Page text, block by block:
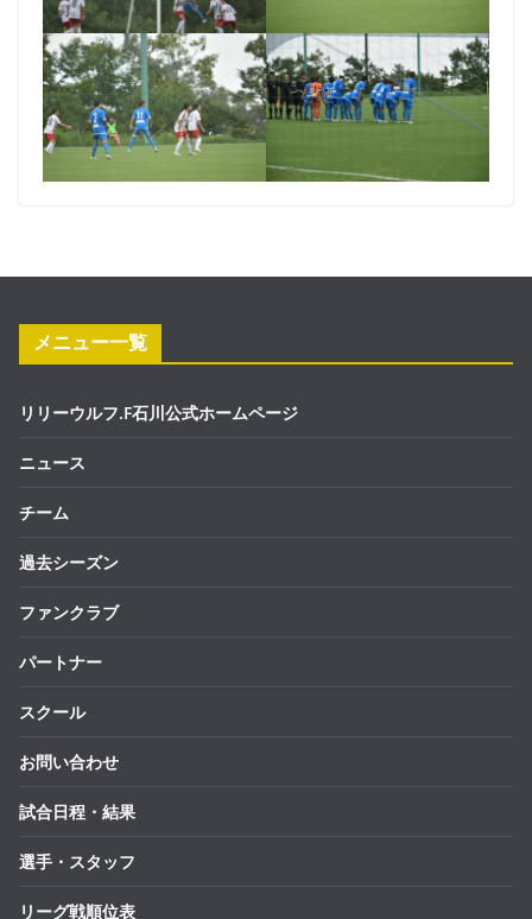
メニュー一覧
リリーウルフ.F石川公式ホームページ
ニュース
チーム
過去シーズン
ファンクラブ
パートナー
スクール
お問い合わせ
試合日程・結果
選手・スタッフ
リーグ戦順位表